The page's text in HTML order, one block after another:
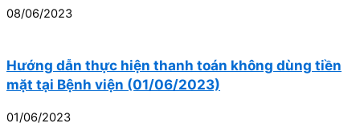
08/06/2023
Hướng dẫn thực hiện thanh toán không dùng tiền
mặt tại Bệnh viện (01/06/2023)
01/06/2023